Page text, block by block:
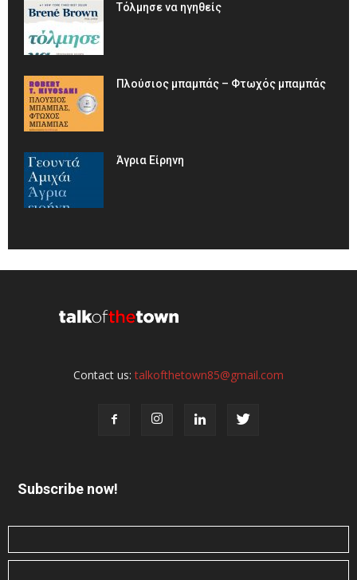
Τόλμησε να ηγηθείς
Πλούσιος μπαμπάς – Φτωχός μπαμπάς
Άγρια Είρηνη
Contact us:talkofthetown85@gmail.com
Subscribe now!